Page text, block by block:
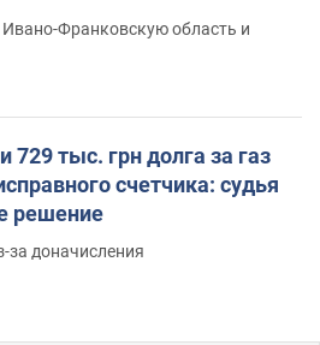
Франковскую область и
тыс. грн долга за газ
счетчика: судья
решение
за доначисления